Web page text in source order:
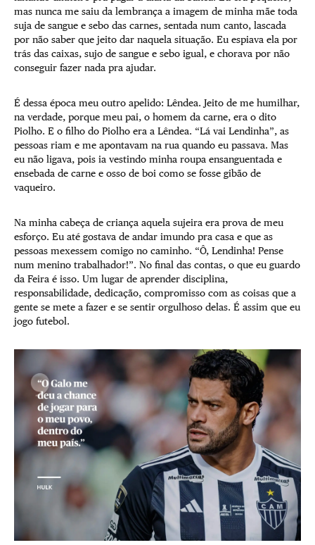
mas nunca me saiu da lembrança a imagem de minha mãe toda
suja de sangue e sebo das carnes, sentada num canto, lascada
por não saber que jeito dar naquela situação. Eu espiava ela por
trás das caixas, sujo de sangue e sebo igual, e chorava por não
conseguir fazer nada pra ajudar.
É dessa época meu outro apelido: Lêndea. Jeito de me humilhar,
na verdade, porque meu pai, o homem da carne, era o dito
Piolho. E o filho do Piolho era a Lêndea. “Lá vai Lendinha”, as
pessoas riam e me apontavam na rua quando eu passava. Mas
eu não ligava, pois ia vestindo minha roupa ensanguentada e
ensebada de carne e osso de boi como se fosse gibão de
vaqueiro.
Na minha cabeça de criança aquela sujeira era prova de meu
esforço. Eu até gostava de andar imundo pra casa e que as
pessoas mexessem comigo no caminho. “Ô, Lendinha! Pense
num menino trabalhador!”. No final das contas, o que eu guardo
da Feira é isso. Um lugar de aprender disciplina,
responsabilidade, dedicação, compromisso com as coisas que a
gente se mete a fazer e se sentir orgulhoso delas. É assim que eu
jogo futebol.